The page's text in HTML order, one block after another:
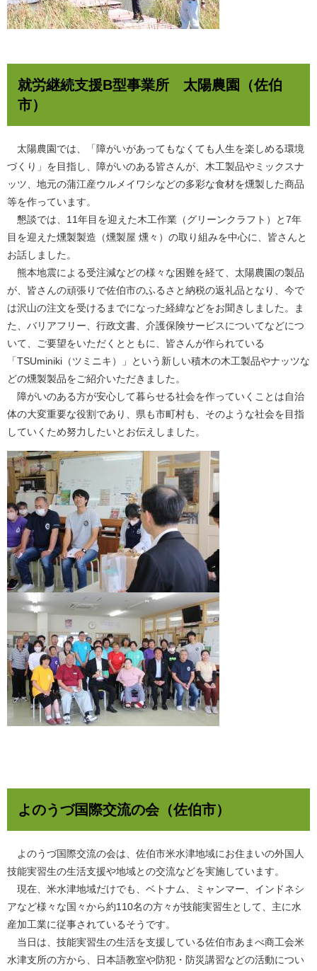
就労継続支援B型事業所 太陽農園（佐伯
市）
太陽農園では、「障がいがあってもなくても人生を楽しめる環境
づくり」を目指し、障がいのある皆さんが、木工製品やミックスナ
ッツ、地元の蒲江産ウルメイワシなどの多彩な食材を燻製した商品
等を作っています。
懇談では、11年目を迎えた木工作業（グリーンクラフト）と7年
目を迎えた燻製製造（燻製屋 燻々）の取り組みを中心に、皆さんと
お話しました。
熊本地震による受注減などの様々な困難を経て、太陽農園の製品
が、皆さんの頑張りで佐伯市のふるさと納税の返礼品となり、今で
は沢山の注文を受けるまでになった経緯などをお聞きしました。ま
た、バリアフリー、行政文書、介護保険サービスについてなどにつ
いて、ご要望をいただくとともに、皆さんが作られている
「TSUminiki（ツミニキ）」という新しい積木の木工製品やナッツな
どの燻製製品をご紹介いただきました。
障がいのある方が安心して暮らせる社会を作っていくことは自治
体の大変重要な役割であり、県も市町村も、そのような社会を目指
していくため努力したいとお伝えしました。
よのうづ国際交流の会（佐伯市）
よのうづ国際交流の会は、佐伯市米水津地域にお住まいの外国人
技能実習生の生活支援や地域との交流などを実施しています。
現在、米水津地域だけでも、ベトナム、ミャンマー、インドネシ
アなど様々な国々から約110名の方々が技能実習生として、主に水
産加工業に従事されているそうです。
当日は、技能実習生の生活を支援している佐伯市あまべ商工会米
水津支所の方から、日本語教室や防犯・防災講習などの活動につい